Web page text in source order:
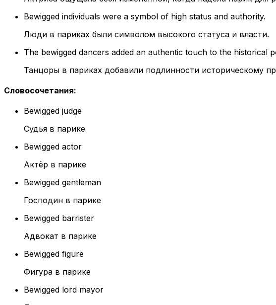
Bewigged individuals were a symbol of high status and authority.
Люди в париках были символом высокого статуса и власти.
The bewigged dancers added an authentic touch to the historical
Танцоры в париках добавили подлинности историческому
Словосочетания:
Bewigged judge
Судья в парике
Bewigged actor
Актёр в парике
Bewigged gentleman
Господин в парике
Bewigged barrister
Адвокат в парике
Bewigged figure
Фигура в парике
Bewigged lord mayor